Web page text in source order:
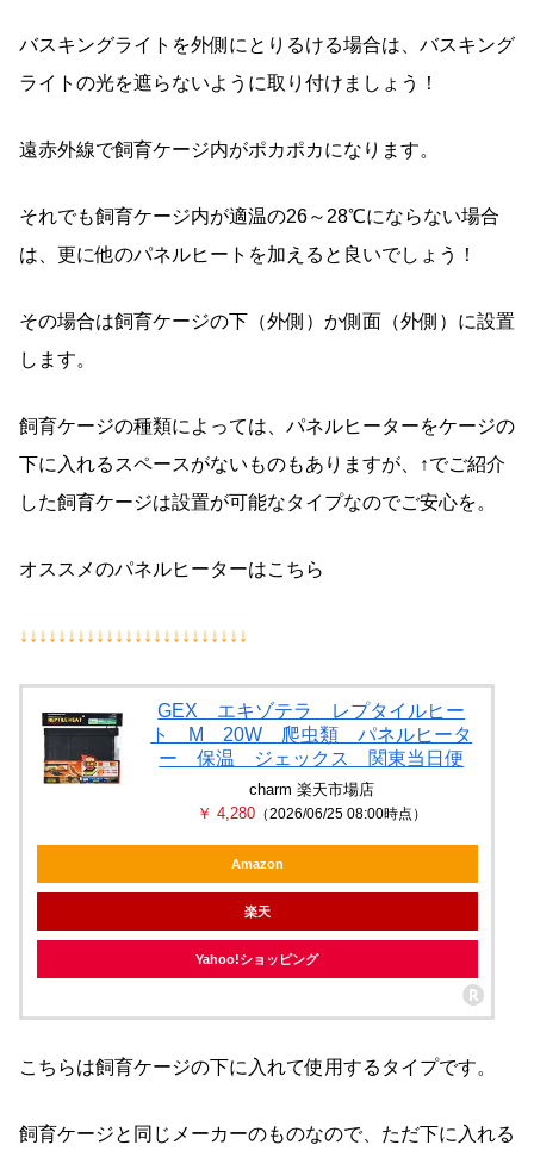
バスキングライトを外側にとりるける場合は、バスキング
ライトの光を遮らないように取り付けましょう！
遠赤外線で飼育ケージ内がポカポカになります。
それでも飼育ケージ内が適温の26～28℃にならない場合
は、更に他のパネルヒートを加えると良いでしょう！
その場合は飼育ケージの下（外側）か側面（外側）に設置
します。
飼育ケージの種類によっては、パネルヒーターをケージの
下に入れるスペースがないものもありますが、↑でご紹介
した飼育ケージは設置が可能なタイプなのでご安心を。
オススメのパネルヒーターはこちら
↓↓↓↓↓↓↓↓↓↓↓↓↓↓↓↓↓↓↓↓↓↓↓↓
GEX エキゾテラ レプタイルヒー
ト M 20W 爬虫類 パネルヒータ
ー 保温 ジェックス 関東当日便
charm 楽天市場店
￥ 4,280（2026/06/25 08:00時点）
Amazon
楽天
Yahoo!ショッピング
こちらは飼育ケージの下に入れて使用するタイプです。
飼育ケージと同じメーカーのものなので、ただ下に入れる